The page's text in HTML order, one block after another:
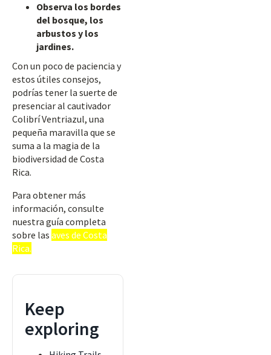
Observa los bordes
del bosque, los
arbustos y los
jardines.
Con un poco de paciencia y
estos útiles consejos,
podrías tener la suerte de
presenciar al cautivador
Colibrí Ventriazul, una
pequeña maravilla que se
suma a la magia de la
biodiversidad de Costa
Rica.
Para obtener más
información, consulte
nuestra guía completa
sobre las aves de Costa
Rica.
Keep
exploring